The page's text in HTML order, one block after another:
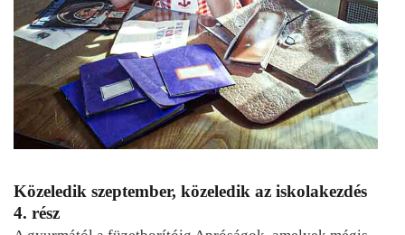
Közeledik szeptember, közeledik az iskolakezdés
4. rész